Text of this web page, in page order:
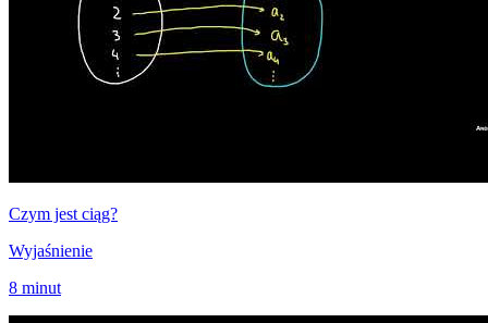
Czym jest ciąg?
Wyjaśnienie
8 minut